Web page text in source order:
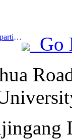
Prev:Le groupe China Tourism Group a participé à l'Exposition internationale d'importation de Chine pendant huit années consécutives, signant des contrats d'une valeur de plus d'un milliard de dollars américains.
Go